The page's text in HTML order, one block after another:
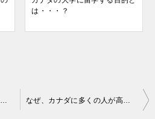
は・・・？